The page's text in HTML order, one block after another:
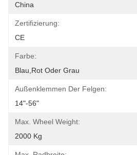
China
Zertifizierung:
CE
Farbe:
Blau,rot Oder Grau
Außenklemmen Der Felgen:
14"-56"
Max. Wheel Weight:
2000 Kg